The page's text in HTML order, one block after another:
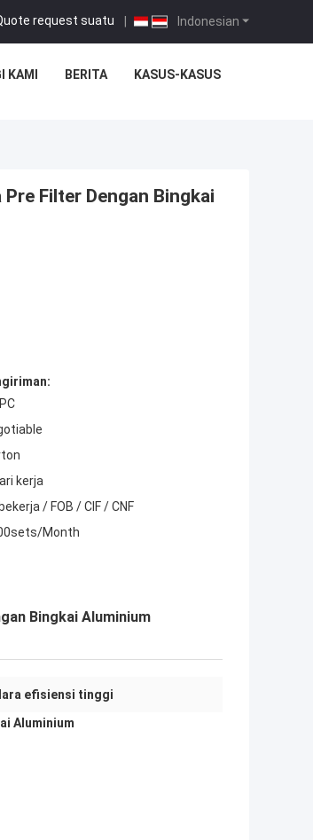
Indonesian
request suatu |
KAMI BERITA KASUS-KASUS
Filter Dengan Bingkai
kerja
/ FOB / CIF / CNF
Month
Bingkai Aluminium
efisiensi tinggi
Aluminium